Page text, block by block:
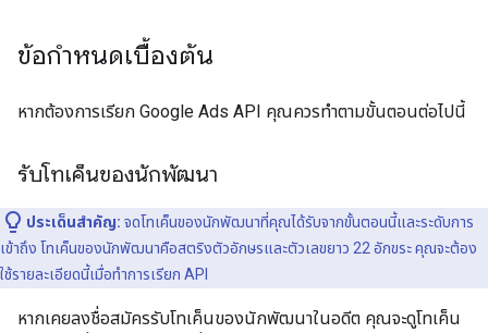
ข้อกำหนดเบื้องต้น
หากต้องการเรียก Google Ads API คุณควรทำตามขั้นตอนต่อไปนี้
รับโทเค็นของนักพัฒนา
ประเด็นสำคัญ: จดโทเค็นของนักพัฒนาที่คุณได้รับจากขั้นตอนนี้และระดับการ
เข้าถึง โทเค็นของนักพัฒนาคือสตริงตัวอักษรและตัวเลขยาว 22 อักขระ คุณจะต้อง
ใช้รายละเอียดนี้เมื่อทำการเรียก API
หากเคยลงชื่อสมัครรับโทเค็นของนักพัฒนาในอดีต คุณจะดูโทเค็น